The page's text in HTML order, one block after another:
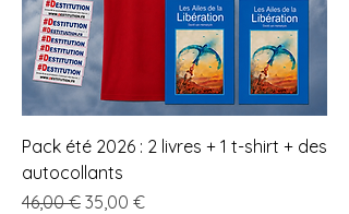
Pack été 2026 : 2 livres + 1 t-shirt + des
autocollants
Prix original
46,00 € Prix promotionnel
35,00 €